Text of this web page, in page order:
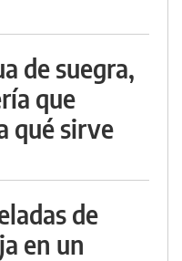
de suegra,
que
qué sirve
de
en un